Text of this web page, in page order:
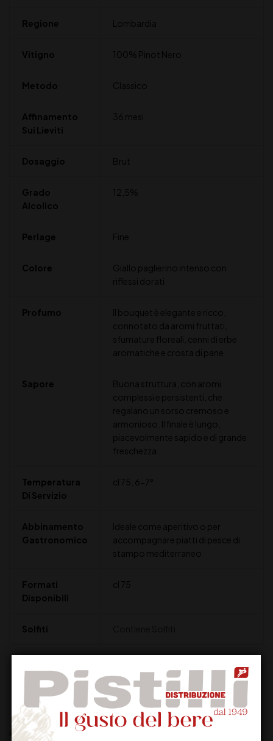
Regione Lombardia
Vitigno 100% Pinot Nero
Metodo Classico
Affinamento
Sui Lieviti
36 mesi
Dosaggio Brut
Grado
Alcolico
12,5%
Perlage Fine
Colore
Giallo paglierino intenso con
riflessi dorati
Profumo
ll bouquet è elegante e ricco,
connotato da aromi fruttati,
sfumature floreali, cenni di erbe
aromatiche e crosta di pane.
Sapore
Buona struttura, con aromi
complessi e persistenti, che
regalano un sorso cremoso e
armonioso. Il finale è lungo,
piacevolmente sapido e di grande
freschezza.
Temperatura
Di Servizio
cl 75 6-7°
Abbinamento
Gastronomico
Ideale come aperitivo o per
accompagnare piatti di pesce di
stampo mediterraneo
Formati
Disponibili
cl 75
Solfiti
Recensioni (0)
Altri prodotti che potrebbero